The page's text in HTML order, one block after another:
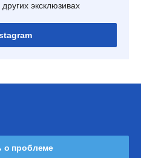
эксклюзивах
о проблеме